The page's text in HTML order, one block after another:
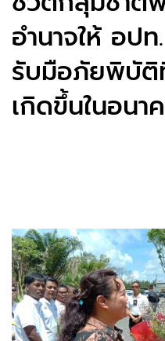
อำนาจให้ อป
รับมือภัยพิบัติ
เกิดขึ้นในอนา